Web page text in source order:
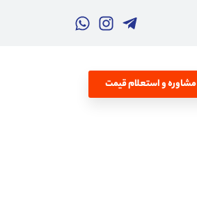
مشاوره و استعلام قیمت